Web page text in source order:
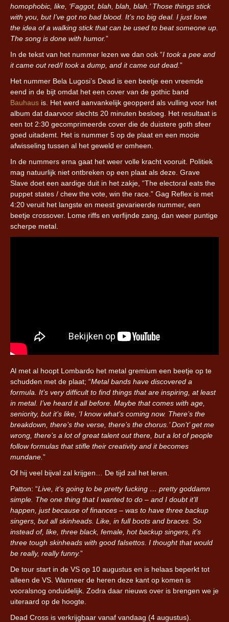
homophobic, like, ‘Faggot, blah, blah, blah.’ Those things stick
with you, but I’ve got no bad blood. It’s no big deal. I just love
the idea of a walking stick that can be used to beat someone up.
The song is done with humor.”
In de tekst van het nummer lezen we dan ook “I took a pee and
it came out red/I took a dump, and it came out dead. ”
Het nummer Bela Lugosi’s Dead is een beetje een vreemde
eend in de bijt omdat het een cover van de gothic band
Bauhaus is. Het werd aanvankelijk geopperd als vulling voor het
album dat daarvoor slechts 20 minuten besloeg. Het resultaat is
een tot 2:30 gecomprimeerde cover die de duistere goth sfeer
goed uitademt. Het is nummer 5 op de plaat en een mooie
afwisseling tussen al het geweld er omheen.
In de nummers erna gaat het weer volle kracht vooruit. Politiek
mag natuurlijk niet ontbreken op een plaat als deze. Grave
Slave doet een aardige duit in het zakje, “The electoral eats the
puppet states / chew the vote, win the race.” Gag Reflex is met
4:20 veruit het langste en meest gevarieerde nummer, een
beetje crossover. Lome riffs en verfijnde zang, dan weer puntige
scherpe metal.
Al met al hoopt Lombardo het metal gremium een beetje op te
schudden met de plaat; “Metal bands have discovered a
formula. It’s very difficult to find things that are inspiring, at least
in metal. I’ve heard it all before. Maybe that comes with age,
seniority, but it’s like, ‘I know what’s coming now. There’s the
breakdown, there’s the verse, there’s the chorus.’ Don’t’ get me
wrong, there’s a lot of great talent out there, but a lot of people
follow formulas that stifle their creativity and it becomes
mundane. ”
Of hij veel bijval zal krijgen… De tijd zal het leren.
Patton: “Live, it’s going to be pretty fucking … pretty goddamn
simple. The one thing that I wanted to do – and I doubt it’ll
happen, just because of finances – was to have three backup
singers, but all skinheads. Like, in full boots and braces. So
instead of, like, three black, female, hot backup singers, it’s
three tough skinheads with good falsettos. I thought that would
be really, really funny.”
De tour start in de VS op 10 augustus en is helaas beperkt tot
alleen de VS. Wanneer de heren deze kant op komen is
vooralsnog onduidelijk. Zodra daar nieuws over is brengen we je
uiteraard op de hoogte.
Dead Cross is verkrijgbaar vanaf vandaag (4 augustus).